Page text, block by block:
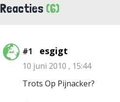
Reacties (6)
#1 esgigt
10 juni 2010 , 15:44
Trots Op Pijnacker?